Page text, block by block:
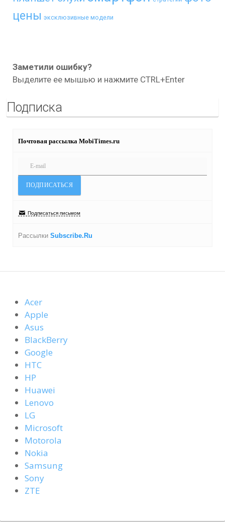
цены эксклюзивные модели
Заметили ошибку?
Выделите ее мышью и нажмите CTRL+Enter
Подписка
Почтовая рассылка MobiTimes.ru
Подписаться письмом
Рассылки Subscribe.Ru
Acer
Apple
Asus
BlackBerry
Google
HTC
HP
Huawei
Lenovo
LG
Microsoft
Motorola
Nokia
Samsung
Sony
ZTE